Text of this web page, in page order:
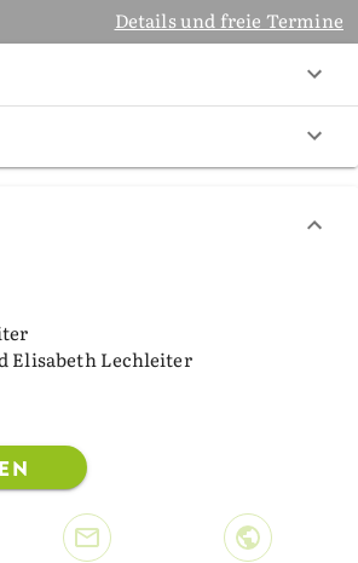
Details und freie Termine
Elisabeth Lechleiter